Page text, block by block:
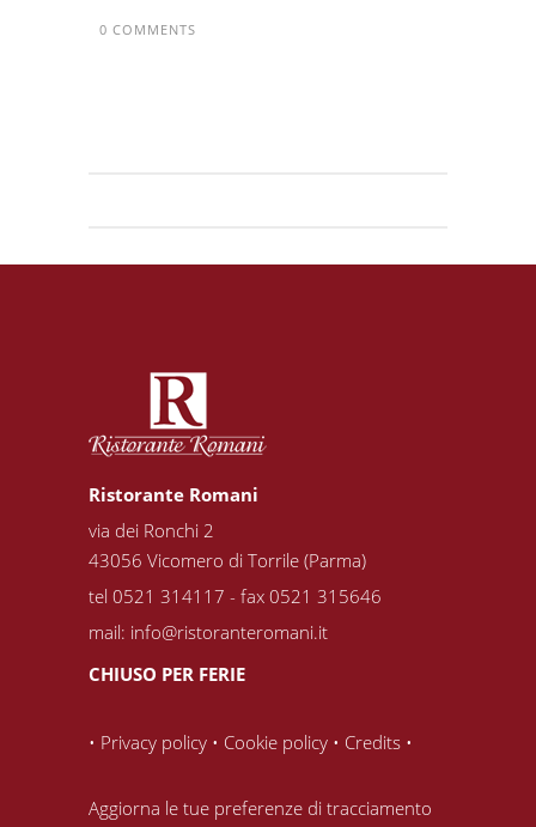
0 COMMENTS
Ristorante Romani
via dei Ronchi 2
43056 Vicomero di Torrile (Parma)
tel 0521 314117 - fax 0521 315646
mail: info@ristoranteromani.it
CHIUSO PER FERIE
• Privacy policy • Cookie policy • Credits •
Aggiorna le tue preferenze di tracciamento